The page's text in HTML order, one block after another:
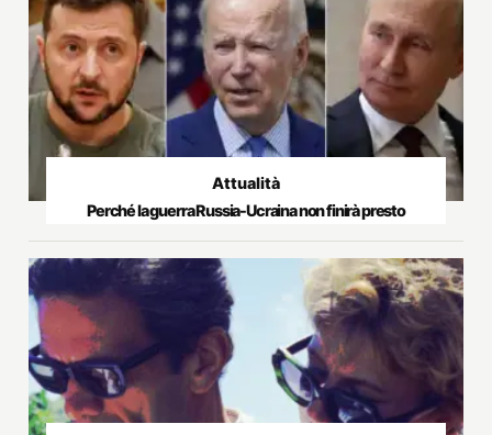
Attualità
Perché la guerra Russia-Ucraina non finirà presto